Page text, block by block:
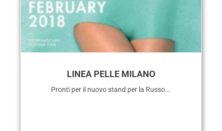
LINEA PELLE MILANO
Pronti per il nuovo stand per la Russo...